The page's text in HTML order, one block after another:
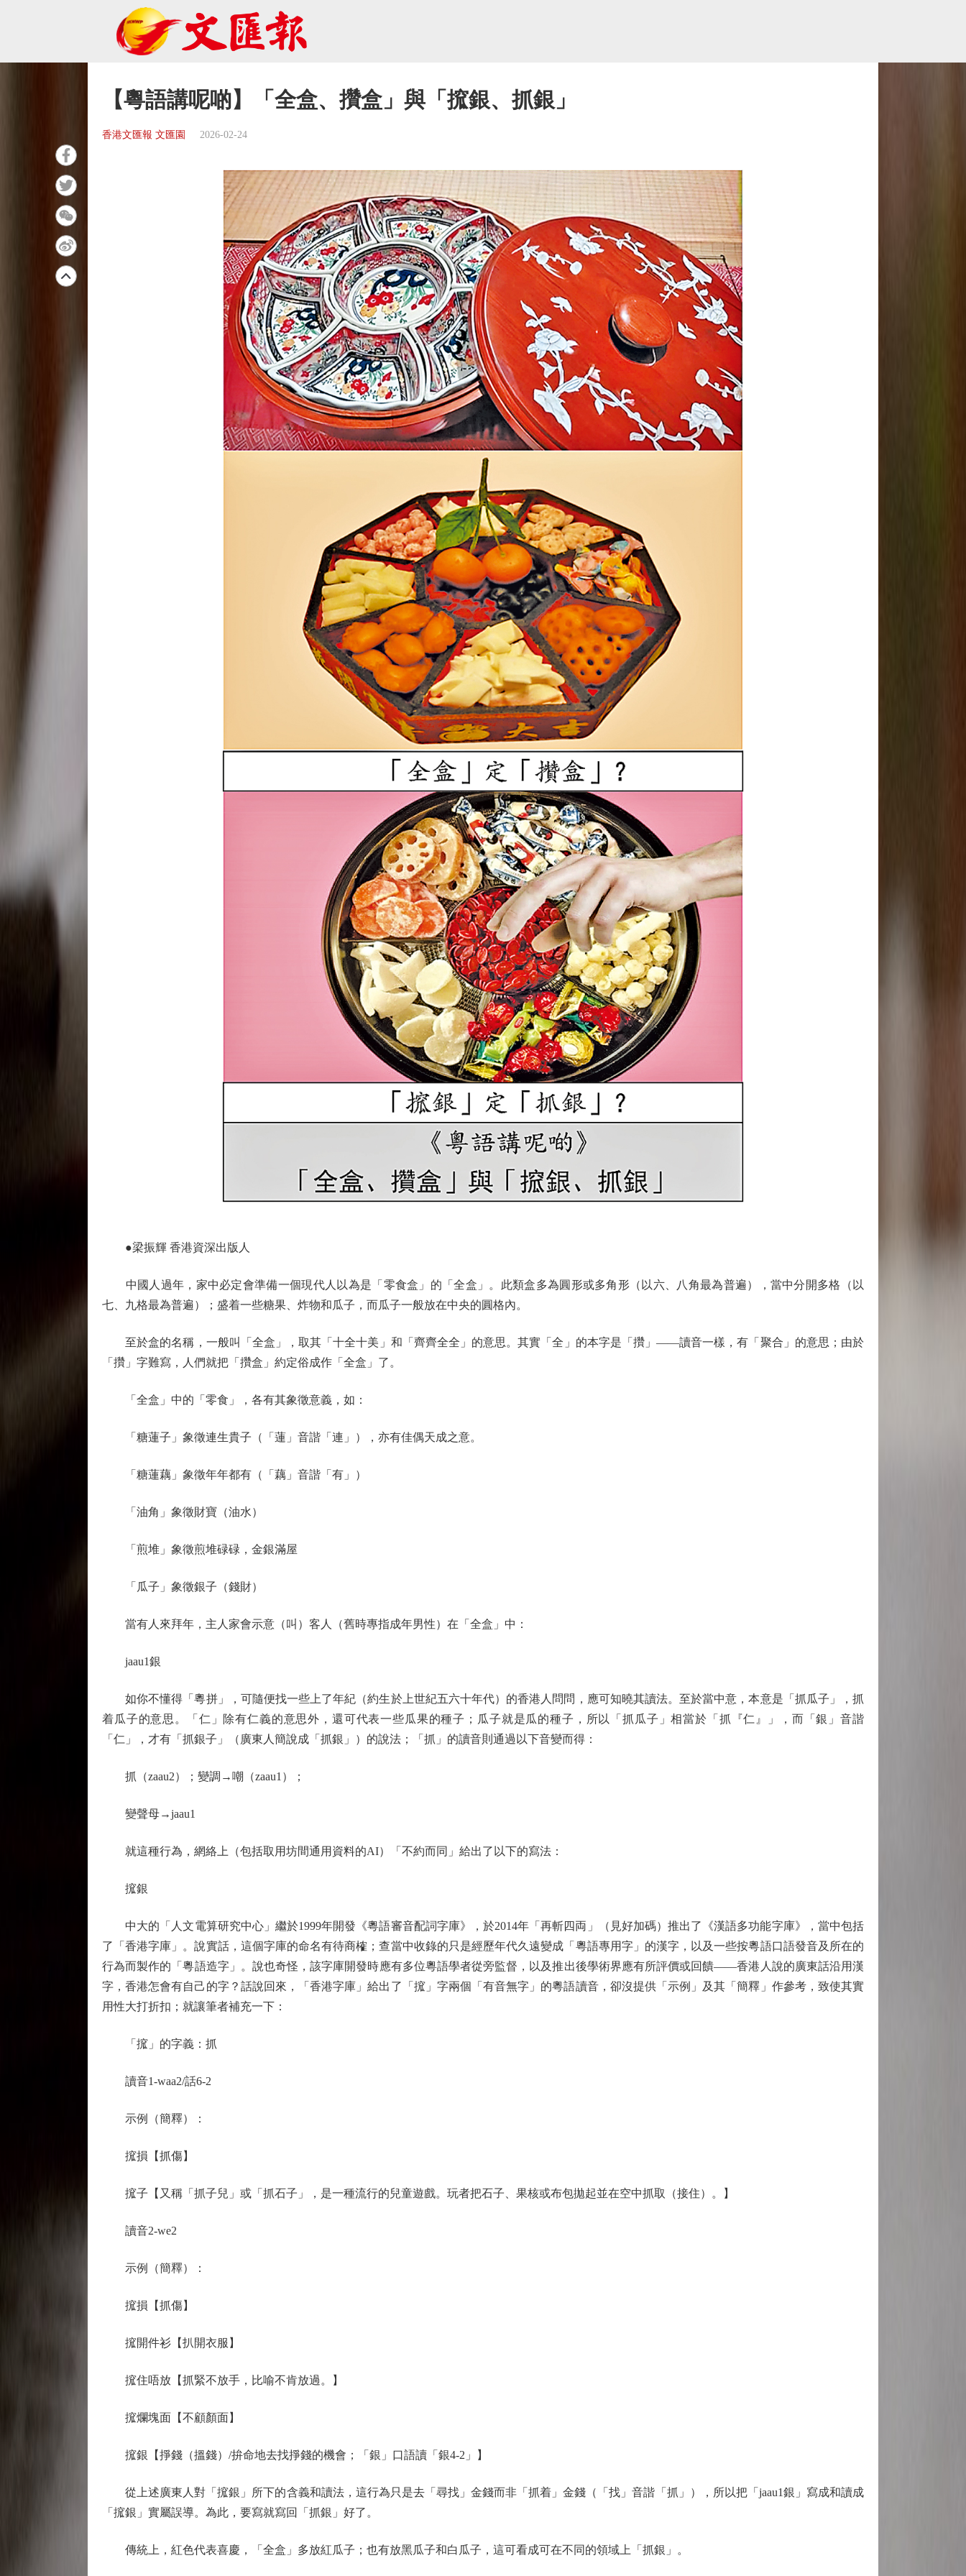
【粵語講呢啲】「全盒、攢盒」與「搲銀、抓銀」
香港文匯報 文匯園 2026-02-24
●梁振輝 香港資深出版人
中國人過年，家中必定會準備一個現代人以為是「零食盒」的「全盒」。此類盒多為圓形或多角形（以六、八角最為普遍），當中分開多格（以
七、九格最為普遍）；盛着一些糖果、炸物和瓜子，而瓜子一般放在中央的圓格內。
至於盒的名稱，一般叫「全盒」，取其「十全十美」和「齊齊全全」的意思。其實「全」的本字是「攢」——讀音一樣，有「聚合」的意思；由於
「攢」字難寫，人們就把「攢盒」約定俗成作「全盒」了。
「全盒」中的「零食」，各有其象徵意義，如：
「糖蓮子」象徵連生貴子（「蓮」音諧「連」），亦有佳偶天成之意。
「糖蓮藕」象徵年年都有（「藕」音諧「有」）
「油角」象徵財寶（油水）
「煎堆」象徵煎堆碌碌，金銀滿屋
「瓜子」象徵銀子（錢財）
當有人來拜年，主人家會示意（叫）客人（舊時專指成年男性）在「全盒」中：
jaau1銀
如你不懂得「粵拼」，可隨便找一些上了年紀（約生於上世紀五六十年代）的香港人問問，應可知曉其讀法。至於當中意，本意是「抓瓜子」，抓
着瓜子的意思。「仁」除有仁義的意思外，還可代表一些瓜果的種子；瓜子就是瓜的種子，所以「抓瓜子」相當於「抓『仁』」，而「銀」音諧
「仁」，才有「抓銀子」（廣東人簡說成「抓銀」）的說法；「抓」的讀音則通過以下音變而得：
抓（zaau2）；變調→嘲（zaau1）；
變聲母→jaau1
就這種行為，網絡上（包括取用坊間通用資料的AI）「不約而同」給出了以下的寫法：
搲銀
中大的「人文電算研究中心」繼於1999年開發《粵語審音配詞字庫》，於2014年「再斬四両」（見好加碼）推出了《漢語多功能字庫》，當中包括
了「香港字庫」。說實話，這個字庫的命名有待商榷；查當中收錄的只是經歷年代久遠變成「粵語專用字」的漢字，以及一些按粵語口語發音及所在的
行為而製作的「粵語造字」。說也奇怪，該字庫開發時應有多位粵語學者從旁監督，以及推出後學術界應有所評價或回饋——香港人說的廣東話沿用漢
字，香港怎會有自己的字？話說回來，「香港字庫」給出了「搲」字兩個「有音無字」的粵語讀音，卻沒提供「示例」及其「簡釋」作參考，致使其實
用性大打折扣；就讓筆者補充一下：
「搲」的字義：抓
讀音1-waa2/話6-2
示例（簡釋）：
搲損【抓傷】
搲子【又稱「抓子兒」或「抓石子」，是一種流行的兒童遊戲。玩者把石子、果核或布包拋起並在空中抓取（接住）。】
讀音2-we2
示例（簡釋）：
搲損【抓傷】
搲開件衫【扒開衣服】
搲住唔放【抓緊不放手，比喻不肯放過。】
搲爛塊面【不顧顏面】
搲銀【掙錢（搵錢）/拚命地去找掙錢的機會；「銀」口語讀「銀4-2」】
從上述廣東人對「搲銀」所下的含義和讀法，這行為只是去「尋找」金錢而非「抓着」金錢（「找」音諧「抓」），所以把「jaau1銀」寫成和讀成
「搲銀」實屬誤導。為此，要寫就寫回「抓銀」好了。
傳統上，紅色代表喜慶，「全盒」多放紅瓜子；也有放黑瓜子和白瓜子，這可看成可在不同的領域上「抓銀」。